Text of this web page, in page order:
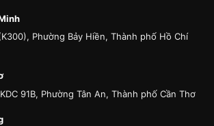
Phường Bảy Hiền, Thành phố Hồ Chí
91B, Phường Tân An, Thành phố Cần Thơ